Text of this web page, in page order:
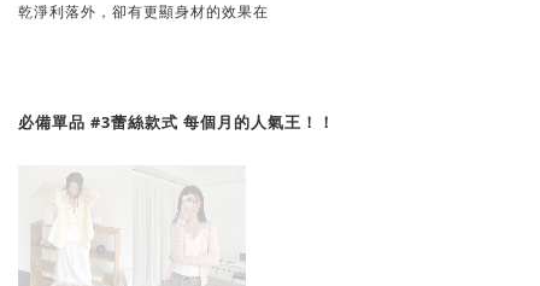
乾淨利落外，卻有更顯身材的效果在
必備單品 #3蕾絲款式 每個月的人氣王！！